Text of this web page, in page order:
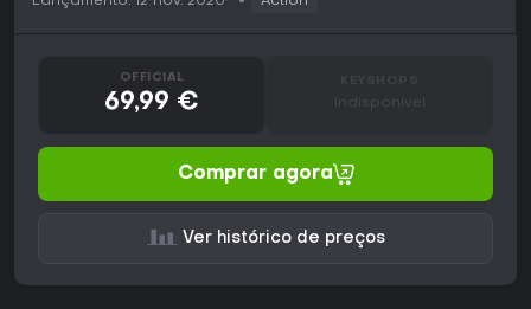
OFFICIAL
69,99 € Indisponível
Comprar agora
Ver histórico de preços